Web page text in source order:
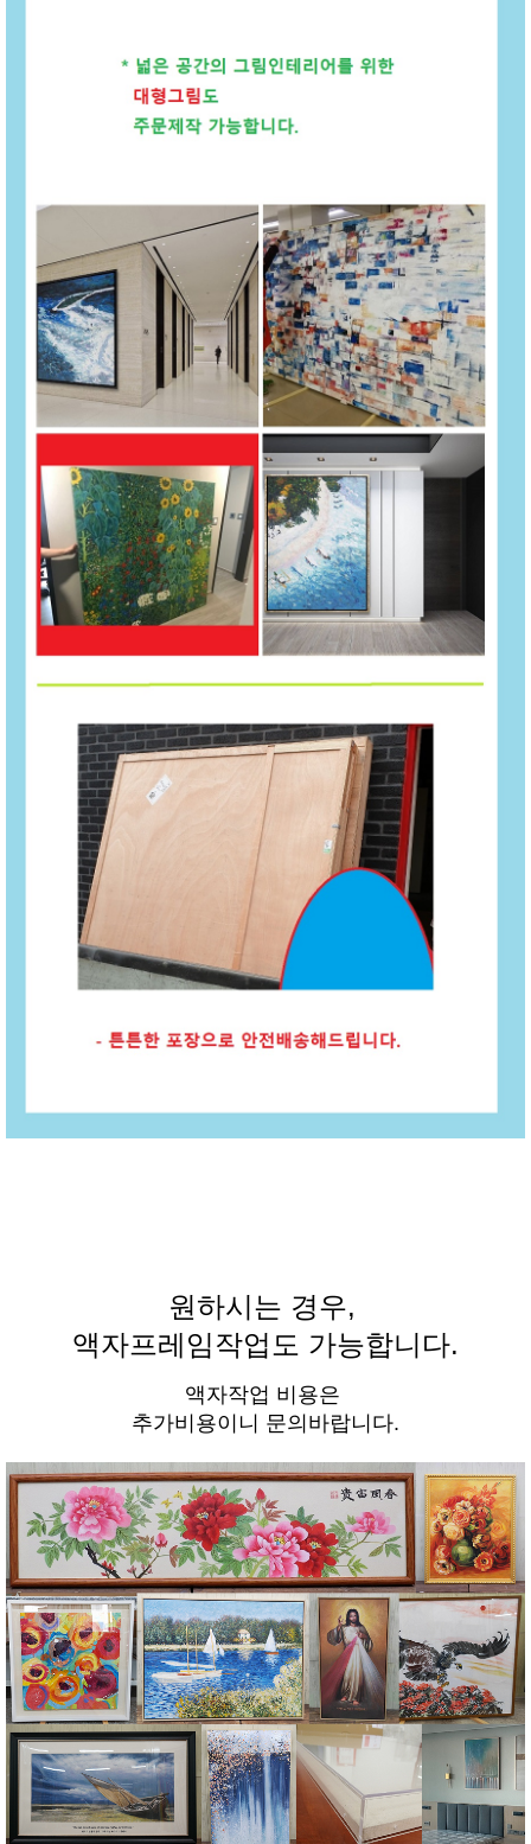
원하시는 경우,
액자프레임작업도 가능합니다.
액자작업 비용은
추가비용이니 문의바랍니다.